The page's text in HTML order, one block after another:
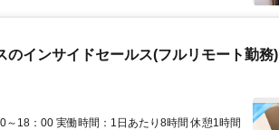
のインサイドセールス(フルリモート勤務)
～18：00 実働時間：1日あたり8時間 休憩1時間